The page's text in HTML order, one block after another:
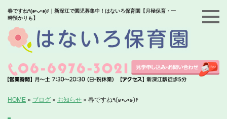
春ですね٩(๑•ᴗ•๑)۶｜新深江で園児募集中！はないろ保育園【月極保育・一
時預かりも】
HOME » ブログ » お知らせ » 春ですね٩(๑•ᴗ•๑)۶